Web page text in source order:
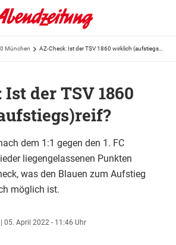
München
der TSV 1860
dem 1:1 gegen den 1. FC
liegengelassenen Punkten
was den Blauen zum Aufstieg
möglich ist.
| 05. April 2022 - 11:46 Uhr